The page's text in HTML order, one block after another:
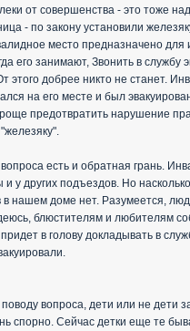
от совершенства - это тоже
- по закону установили
место предназначено для
его занимают, Звонить в службу
этого добрее никто не станет.
на его месте и был
предотвратить нарушение
вопроса есть и обратная грань.
и у других подъездов. Но
в нашем доме нет. Разумеется,
блюстителям и любителям
в голову докладывать в
поводу вопроса, дети или не дети
спорно. Сейчас детки еще те